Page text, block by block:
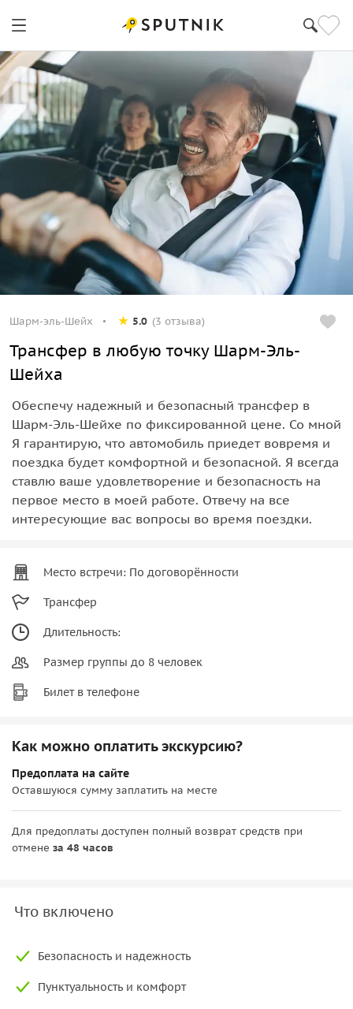
Шарм-эль-Шейх 5.0 (3 отзыва)
Трансфер в любую точку Шарм-Эль-
Шейха
Обеспечу надежный и безопасный трансфер в
Шарм-Эль-Шейхе по фиксированной цене. Со мной
Я гарантирую, что автомобиль приедет вовремя и
поездка будет комфортной и безопасной. Я всегда
ставлю ваше удовлетворение и безопасность на
первое место в моей работе. Отвечу на все
интересующие вас вопросы во время поездки.
Место встречи: По договорённости
Трансфер
Длительность:
Размер группы до 8 человек
Билет в телефоне
Как можно оплатить экскурсию?
Предоплата на сайте
Оставшуюся сумму заплатить на месте
Для предоплаты доступен полный возврат средств при
отмене за 48 часов
Что включено
Безопасность и надежность
Пунктуальность и комфорт